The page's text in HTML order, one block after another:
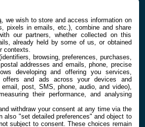
À PROPOS
Contact
, we wish to store and access information on
pixels in emails, etc.), combine and share
our partners, whether collected on this
already held by some of us, or obtained
contexts.
browsing, preferences, purchases,
addresses and emails, phone, precise
developing and offering you services,
offers and ads across your devices and
post, SMS, phone, audio, and video),
their performance, and analysing
withdraw your consent at any time via the
also "set detailed preferences" and object to
subject to consent. These choices remain